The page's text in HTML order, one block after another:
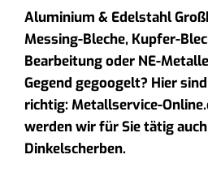
Aluminium & Edelstahl
Messing-Bleche, Kupfer-
Bearbeitung oder NE-
Gegend gegoogelt? Hier
richtig: Metallservice-
werden wir für Sie tätig
Dinkelscherben.